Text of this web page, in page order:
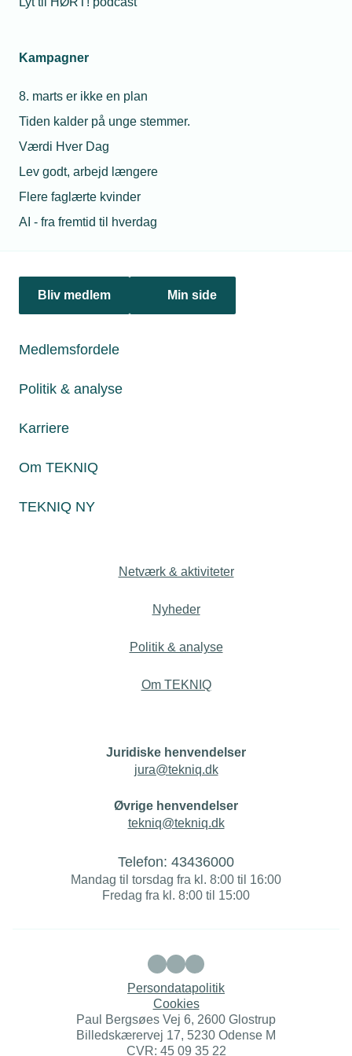
Kampagner
8. marts er ikke en plan
Tiden kalder på unge stemmer.
Værdi Hver Dag
Lev godt, arbejd længere
Flere faglærte kvinder
AI - fra fremtid til hverdag
Bliv medlem Min side
Medlemsfordele
Politik & analyse
Karriere
Om TEKNIQ
TEKNIQ NY
28. oktober 2021
En af vores svende mener, at han så vores lærling tage
stoffer i middagspausen. Han synes også, at lærlingen
virker påvirket. Vi har selvfølgelig en personalepolitik om,
at medarbejderne ikke må tage stoffer, og vi vil ikke
risikere, at han kører påvirket rundt i vores biler. Må vi
kræve en test?
Dansk Metal besøger lærlinge i virksomhederne
Metal i de kommende uger besøge lærlinge hos en række
Netværk & aktiviteter
Nyheder
Politik & analyse
Om TEKNIQ
Juridiske henvendelser
jura@tekniq.dk
Øvrige henvendelser
tekniq@tekniq.dk
Telefon: 43436000
Mandag til torsdag fra kl. 8:00 til 16:00
Fredag fra kl. 8:00 til 15:00
Persondatapolitik
Cookies
Paul Bergsøes Vej 6, 2600 Glostrup
Billedskærervej 17, 5230 Odense M
CVR: 45 09 35 22